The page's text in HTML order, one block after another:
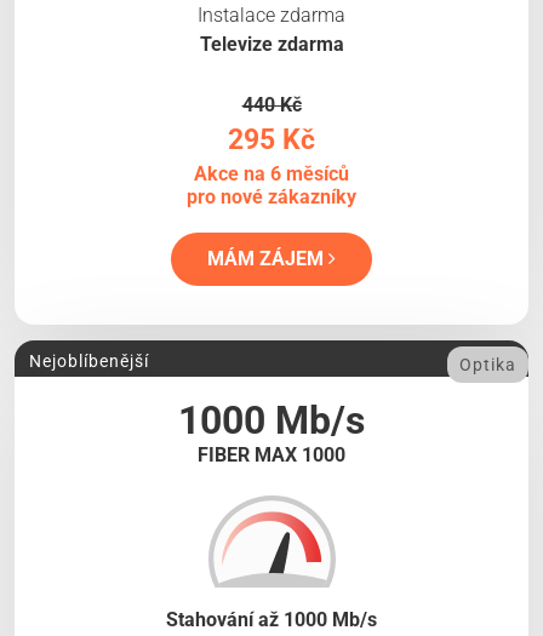
Instalace zdarma
Televize zdarma
440 Kč
295 Kč
Akce na 6 měsíců
pro nové zákazníky
MÁM ZÁJEM
1000 Mb/s
FIBER MAX 1000
Nejoblíbenější Optika
Stahování až 1000 Mb/s